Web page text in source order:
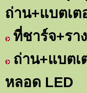
ถ่าน+แบตเต
ที่ชาร์จ+รา
ถ่าน+แบตเ
หลอด LED